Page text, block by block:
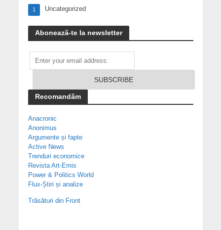
Uncategorized
1
Abonează-te la newsletter
Recomandăm
Anacronic
Anonimus
Argumente și fapte
Active News
Trenduri economice
Revista Art-Emis
Power & Politics World
Flux-Știri și analize
Trăsături din Front